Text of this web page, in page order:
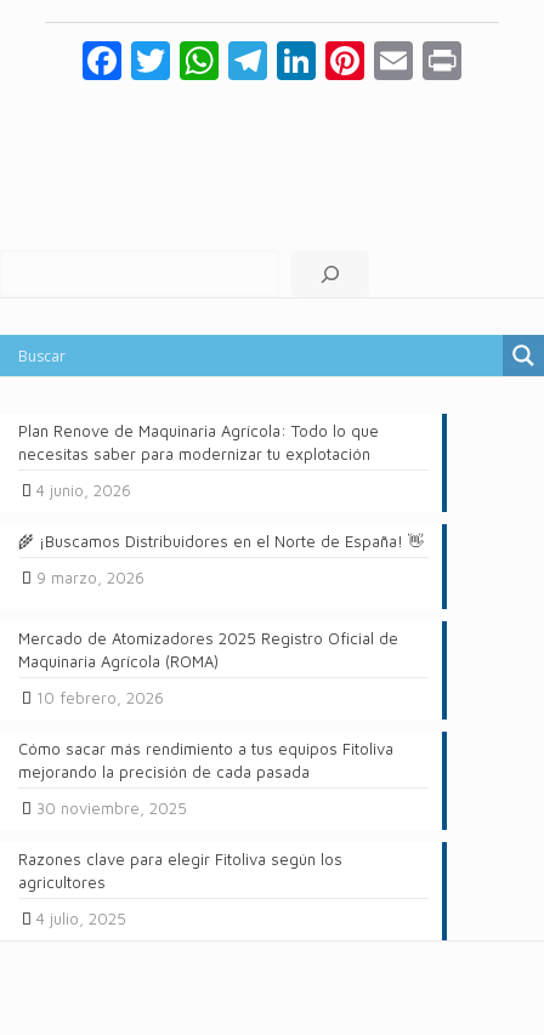
Facebook
Twitter
WhatsApp
Telegram
LinkedIn
Pinterest
Email
Plan Renove de Maquinaria Agrícola: Todo lo que
necesitas saber para modernizar tu explotación
4 junio, 2026
🌾 ¡Buscamos Distribuidores en el Norte de España! 👋
9 marzo, 2026
Mercado de Atomizadores 2025 Registro Oficial de
Maquinaria Agrícola (ROMA)
10 febrero, 2026
Cómo sacar más rendimiento a tus equipos Fitoliva
mejorando la precisión de cada pasada
30 noviembre, 2025
Razones clave para elegir Fitoliva según los
agricultores
4 julio, 2025